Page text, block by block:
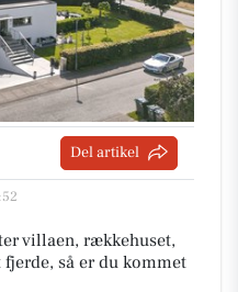
Del artikel
villaen, rækkehuset,
så er du kommet